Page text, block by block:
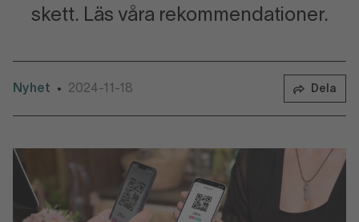
skett. Läs våra rekommendationer.
Nyhet • 2024-11-18 Dela